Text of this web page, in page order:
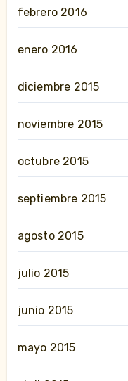
febrero 2016
enero 2016
diciembre 2015
noviembre 2015
octubre 2015
septiembre 2015
agosto 2015
julio 2015
junio 2015
mayo 2015